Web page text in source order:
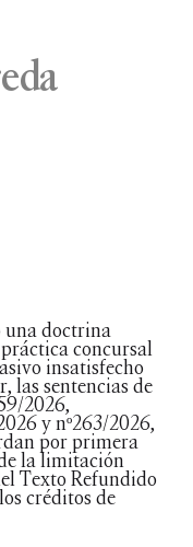
una doctrina
concursal
insatisfecho
las sentencias de
2026,
y nº263/2026,
por primera
la limitación
Texto Refundido
créditos de